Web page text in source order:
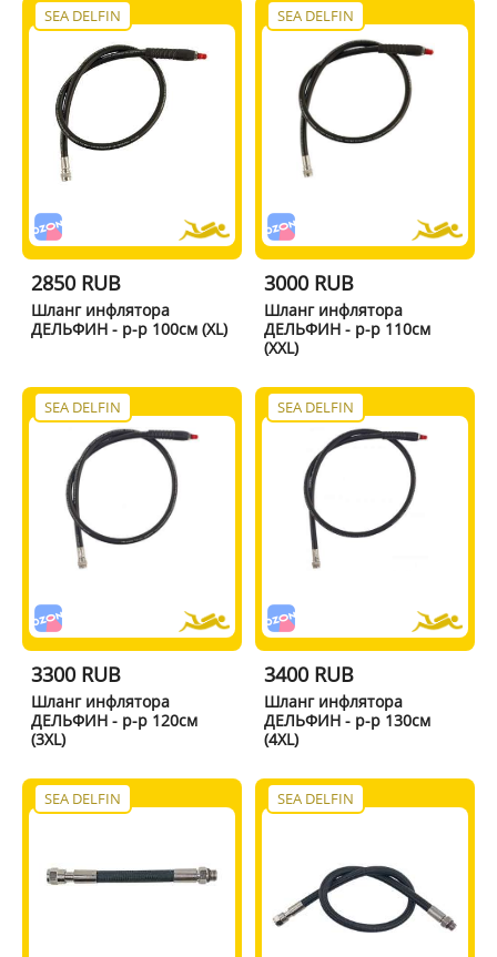
SEA DELFIN
2850 RUB
Шланг инфлятора
ДЕЛЬФИН - р-р 100см (XL)
SEA DELFIN
3000 RUB
Шланг инфлятора
ДЕЛЬФИН - р-р 110см
(XXL)
SEA DELFIN
3300 RUB
Шланг инфлятора
ДЕЛЬФИН - р-р 120см
(3XL)
SEA DELFIN
3400 RUB
Шланг инфлятора
ДЕЛЬФИН - р-р 130см
(4XL)
SEA DELFIN SEA DELFIN